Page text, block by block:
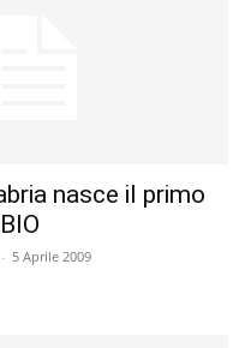
nasce il primo
- 5 Aprile 2009